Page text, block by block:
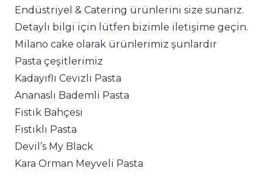
Endüstriyel & Catering ürünlerini size sunarız.
Detaylı bilgi için lütfen bizimle iletişime geçin.
Milano cake olarak ürünlerimiz şunlardır
Pasta çeşitlerimiz
Kadayıflı Cevizli Pasta
Ananaslı Bademli Pasta
Fıstık Bahçesi
Fıstıklı Pasta
Devil’s My Black
Kara Orman Meyveli Pasta